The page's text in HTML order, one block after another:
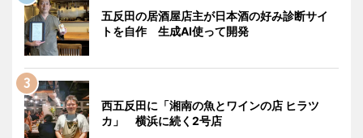
五反田の居酒屋店主が日本酒の好み診断サイ
トを自作 生成AI使って開発
西五反田に「湘南の魚とワインの店 ヒラツ
カ」 横浜に続く2号店